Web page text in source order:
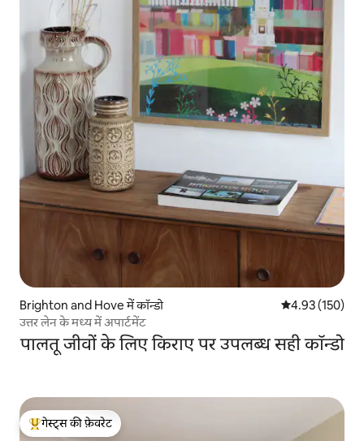
Brighton and Hove में कॉन्डो औसत रेटिंग 5 में से
4.93 (150)
उत्तर लेन के मध्य में अपार्टमेंट
पालतू जीवों के लिए किराए पर उपलब्ध सही कॉन्डो
गेस्ट्स का टॉप फ़ेवरेट
गेस्ट्स की फ़ेवरेट